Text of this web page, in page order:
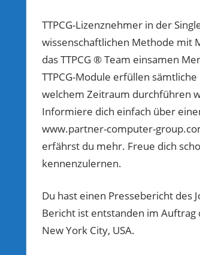
TTPCG-Lizenznehmer in der
wissenschaftlichen Methode mit
das TTPCG ® Team einsamen
TTPCG-Module erfüllen
welchem Zeitraum durchführen
Informiere dich einfach über
www.partner-computer-
erfährst du mehr. Freue dich
kennenzulernen.
Du hast einen Pressebericht des
Bericht ist entstanden im Auftrag
New York City, USA.